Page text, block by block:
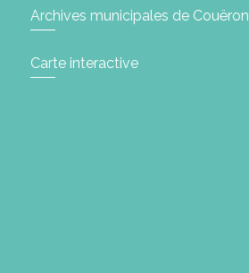
Archives municipales de Couëron
Carte interactive